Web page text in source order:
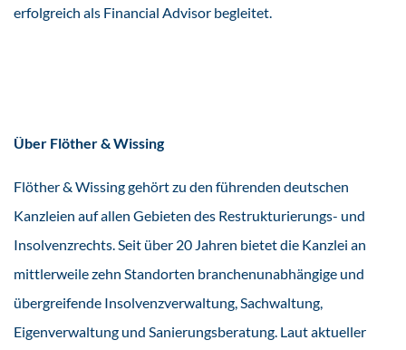
erfolgreich als Financial Advisor begleitet.
Über Flöther & Wissing
Flöther & Wissing gehört zu den führenden deutschen
Kanzleien auf allen Gebieten des Restrukturierungs- und
Insolvenzrechts. Seit über 20 Jahren bietet die Kanzlei an
mittlerweile zehn Standorten branchenunabhängige und
übergreifende Insolvenzverwaltung, Sachwaltung,
Eigenverwaltung und Sanierungsberatung. Laut aktueller